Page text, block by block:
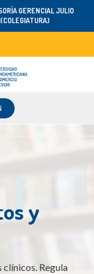
GERENCIAL JULIO
y
clínicos. Regula